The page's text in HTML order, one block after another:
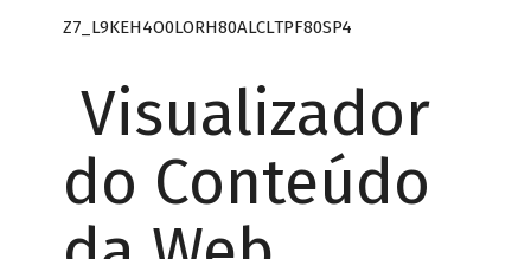
Z7_L9KEH4O0LORH80ALCLTPF80SP4
Visualizador
do Conteúdo